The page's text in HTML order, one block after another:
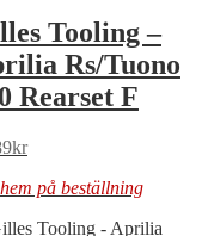
Tooling –
Rs/Tuono
Rearset F
kr
på beställning